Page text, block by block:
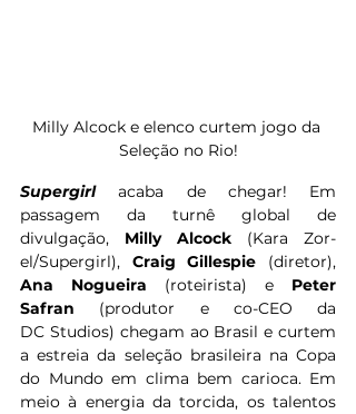
Milly Alcock e elenco curtem jogo da
Seleção no Rio!
Supergirl acaba de chegar! Em
passagem da turnê global de
divulgação, Milly Alcock (Kara Zor-
el/Supergirl), Craig Gillespie
Ana Nogueira (roteirista) e Peter
Safran (produtor e co-CEO da
DC Studios) chegam ao Brasil e curtem
a estreia da seleção brasileira na Copa
do Mundo em clima bem carioca. Em
meio à energia da torcida, os talentos